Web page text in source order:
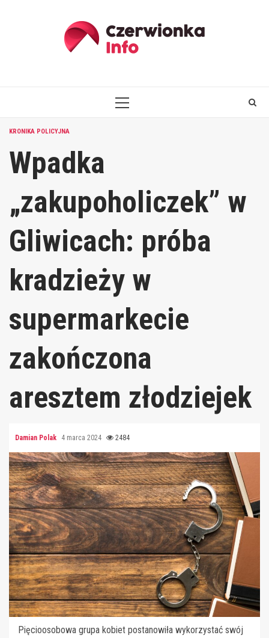
PRIMARY
KRONIKA POLICYJNA
Wpadka
„zakupoholiczek” w
Gliwicach: próba
kradzieży w
supermarkecie
zakończona
aresztem złodziejek
Damian Polak 4 marca 2024 2484
Pięcioosobowa grupa kobiet postanowiła wykorzystać swój